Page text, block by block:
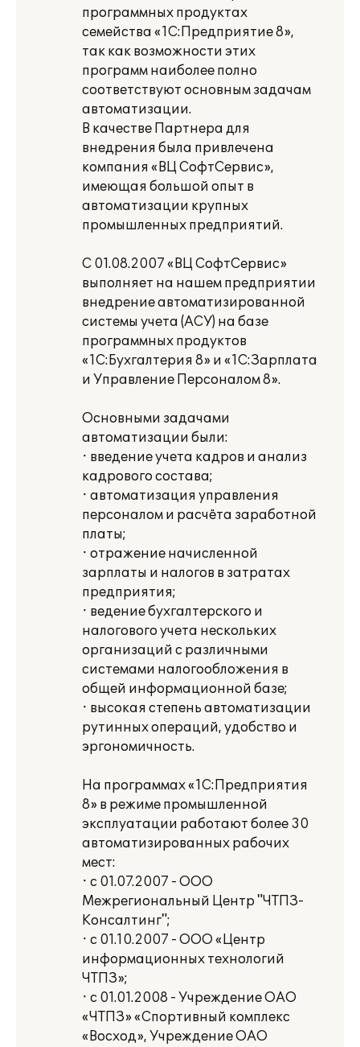
программных продуктах
семейства «1С:Предприятие 8»,
так как возможности этих
программ наиболее полно
соответствуют основным задачам
автоматизации.
В качестве Партнера для
внедрения была привлечена
компания «ВЦ СофтСервис»,
имеющая большой опыт в
автоматизации крупных
промышленных предприятий.
С 01.08.2007 «ВЦ СофтСервис»
выполняет на нашем предприятии
внедрение автоматизированной
системы учета (АСУ) на базе
программных продуктов
«1С:Бухгалтерия 8» и «1С:Зарплата
и Управление Персоналом 8».
Основными задачами
автоматизации были:
· введение учета кадров и анализ
кадрового состава;
· автоматизация управления
персоналом и расчёта заработной
платы;
· отражение начисленной
зарплаты и налогов в затратах
предприятия;
· ведение бухгалтерского и
налогового учета нескольких
организаций с различными
системами налогообложения в
общей информационной базе;
· высокая степень автоматизации
рутинных операций, удобство и
эргономичность.
На программах «1С:Предприятия
8» в режиме промышленной
эксплуатации работают более 30
автоматизированных рабочих
мест:
· с 01.07.2007 - ООО
Межрегиональный Центр "ЧТПЗ-
Консалтинг";
· с 01.10.2007 - ООО «Центр
информационных технологий
ЧТПЗ»;
· с 01.01.2008 - Учреждение ОАО
«ЧТПЗ» «Спортивный комплекс
«Восход», Учреждение ОАО